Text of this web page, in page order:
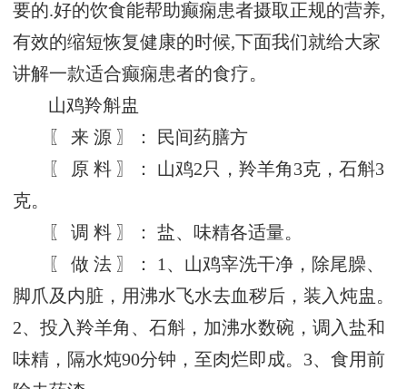
要的.好的饮食能帮助癫痫患者摄取正规的营养,
有效的缩短恢复健康的时候,下面我们就给大家
讲解一款适合癫痫患者的食疗。
山鸡羚斛盅
〖 来 源 〗： 民间药膳方
〖 原 料 〗： 山鸡2只，羚羊角3克，石斛3
克。
〖 调 料 〗： 盐、味精各适量。
〖 做 法 〗： 1、山鸡宰洗干净，除尾臊、
脚爪及内脏，用沸水飞水去血秽后，装入炖盅。
2、投入羚羊角、石斛，加沸水数碗，调入盐和
味精，隔水炖90分钟，至肉烂即成。3、食用前